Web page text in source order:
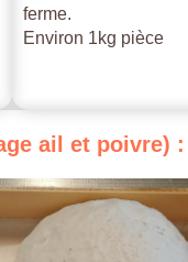
ferme.
Environ 1kg pièce
ail et poivre) :